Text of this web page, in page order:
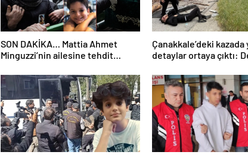
SON DAKİKA… Mattia Ahmet
Minguzzi’nin ailesine tehdit
şüpheli hakkında istenen ceza!
Çanakkale’deki kazada
detaylar ortaya çıktı:
kabarık!